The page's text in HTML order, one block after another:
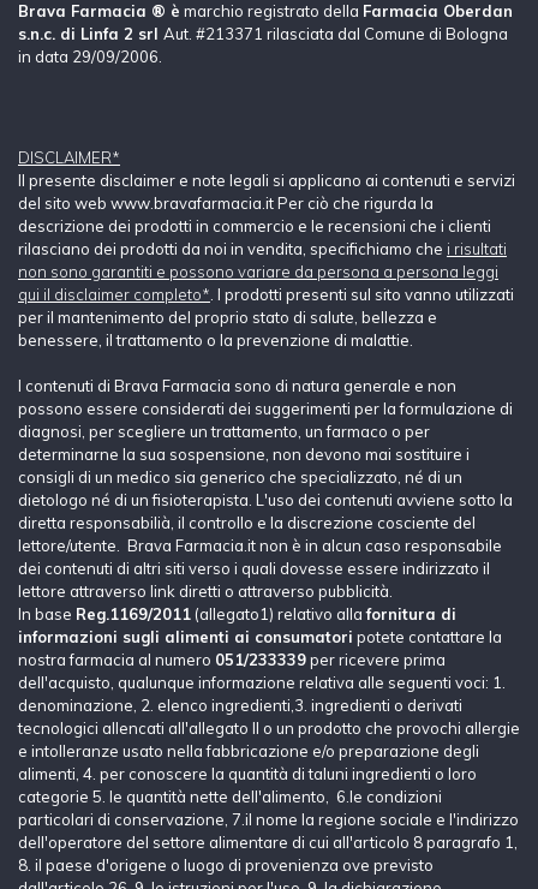
Brava Farmacia ® è marchio registrato della Farmacia Oberdan
s.n.c. di Linfa 2 srl Aut. #213371 rilasciata dal Comune di Bologna
in data 29/09/2006.
DISCLAIMER*
Il presente disclaimer e note legali si applicano ai contenuti e servizi
del sito web www.bravafarmacia.it Per ciò che rigurda la
descrizione dei prodotti in commercio e le recensioni che i clienti
rilasciano dei prodotti da noi in vendita, specifichiamo che i risultati
non sono garantiti e possono variare da persona a persona leggi
qui il disclaimer completo* . I prodotti presenti sul sito vanno utilizzati
per il mantenimento del proprio stato di salute, bellezza e
benessere, il trattamento o la prevenzione di malattie.
I contenuti di Brava Farmacia sono di natura generale e non
possono essere considerati dei suggerimenti per la formulazione di
diagnosi, per scegliere un trattamento, un farmaco o per
determinarne la sua sospensione, non devono mai sostituire i
consigli di un medico sia generico che specializzato, né di un
dietologo né di un fisioterapista. L'uso dei contenuti avviene sotto la
diretta responsabilià, il controllo e la discrezione cosciente del
lettore/utente. Brava Farmacia.it non è in alcun caso responsabile
dei contenuti di altri siti verso i quali dovesse essere indirizzato il
lettore attraverso link diretti o attraverso pubblicità.
In base Reg.1169/2011 (allegato1) relativo allafornitura di
informazioni sugli alimenti ai consumatori potete contattare la
nostra farmacia al numero 051/233339per ricevere prima
dell'acquisto, qualunque informazione relativa alle seguenti voci: 1.
denominazione, 2. elenco ingredienti,3. ingredienti o derivati
tecnologici allencati all'allegato II o un prodotto che provochi allergie
e intolleranze usato nella fabbricazione e/o preparazione degli
alimenti, 4. per conoscere la quantità di taluni ingredienti o loro
categorie 5. le quantità nette dell'alimento, 6.le condizioni
particolari di conservazione, 7.il nome la regione sociale e l'indirizzo
dell'operatore del settore alimentare di cui all'articolo 8 paragrafo 1,
8. il paese d'origene o luogo di provenienza ove previsto